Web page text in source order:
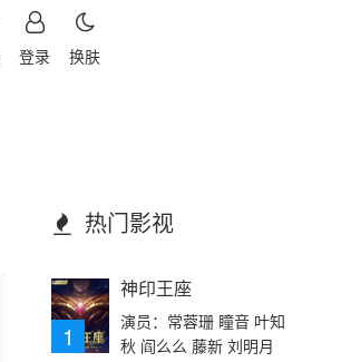
换肤
登录
热门影视
1
神印王座
演员：常蓉珊 瞳音 叶知
秋 阎么么 藤新 刘明月